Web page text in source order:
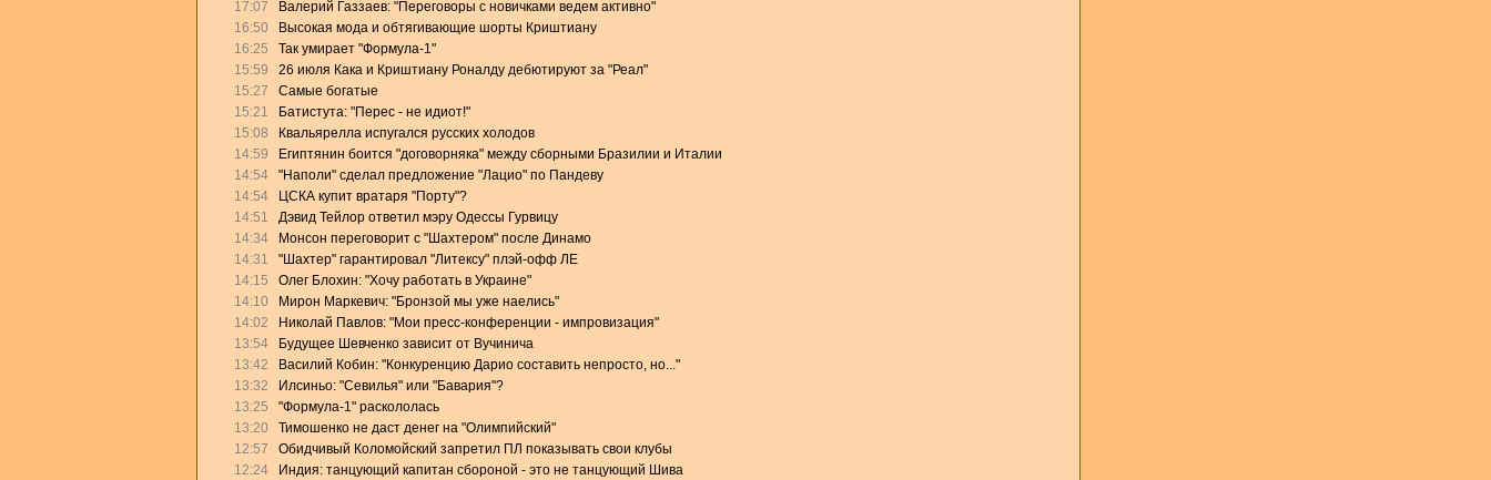
17:07
Валерий Газзаев: "Переговоры с новичками ведем активно"
16:50
Высокая мода и обтягивающие шорты Криштиану
16:25
Так умирает "Формула-1"
15:59
26 июля Кака и Криштиану Роналду дебютируют за "Реал"
15:27
Самые богатые
15:21
Батистута: "Перес - не идиот!"
15:08
Квальярелла испугался русских холодов
14:59
Египтянин боится "договорняка" между сборными Бразилии и Италии
14:54
"Наполи" сделал предложение "Лацио" по Пандеву
14:54
ЦСКА купит вратаря "Порту"?
14:51
Дэвид Тейлор ответил мэру Одессы Гурвицу
14:34
Монсон переговорит с "Шахтером" после Динамо
14:31
"Шахтер" гарантировал "Литексу" плэй-офф ЛЕ
14:15
Олег Блохин: "Хочу работать в Украине"
14:10
Мирон Маркевич: "Бронзой мы уже наелись"
14:02
Николай Павлов: "Мои пресс-конференции - импровизация"
13:54
Будущее Шевченко зависит от Вучинича
13:42
Василий Кобин: "Конкуренцию Дарио составить непросто, но..."
13:32
Илсиньо: "Севилья" или "Бавария"?
13:25
"Формула-1" раскололась
13:20
Тимошенко не даст денег на "Олимпийский"
12:57
Обидчивый Коломойский запретил ПЛ показывать свои клубы
12:24
Индия: танцующий капитан сбороной - это не танцующий Шива